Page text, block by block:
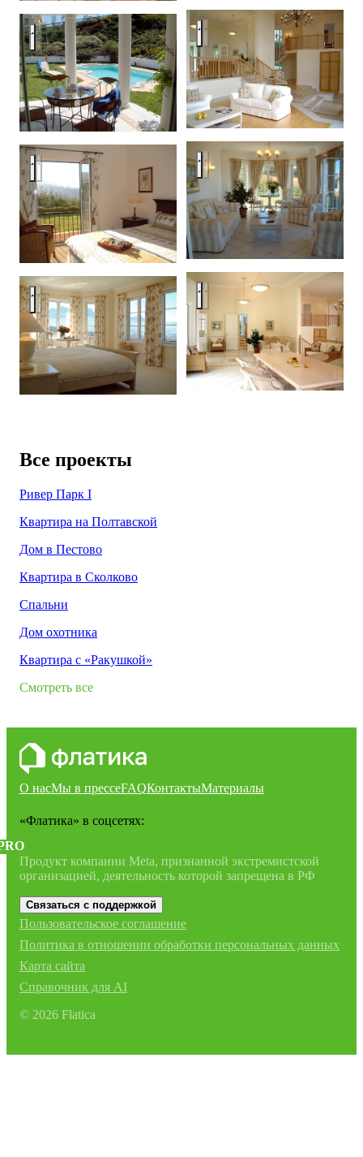
Гостиная и столовая
Бассейн с ротондой
Гостиная для семьи
Гостевая комната
Столовая
Главная спальня
Все проекты
Ривер Парк I
Квартира на Полтавской
Дом в Пестово
Квартира в Сколково
Спальни
Дом охотника
Квартира с «Ракушкой»
Смотреть все
О насМы в прессеFAQКонтактыМатериалы
«Флатика» в соцсетях:
Продукт компании Meta, признанной экстремистской
организацией, деятельность которой запрещена в РФ
Связаться с поддержкой
Пользовательское соглашение
Политика в отношении обработки персональных данных
Карта сайта
Справочник для AI
© 2026 Flatica